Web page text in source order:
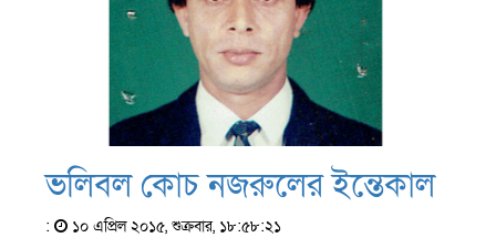
ভলিবল কোচ নজরুলের ইন্তেকাল
:
১০ এপ্রিল ২০১৫, শুক্রবার, ১৮:৫৮:২১